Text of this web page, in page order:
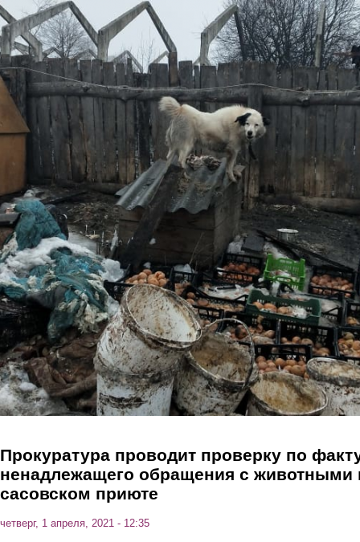
Перейти к основному содержанию
Прокуратура проводит проверку по
ненадлежащего обращения с животными
сасовском приюте
четверг, 1 апреля, 2021 - 12:35